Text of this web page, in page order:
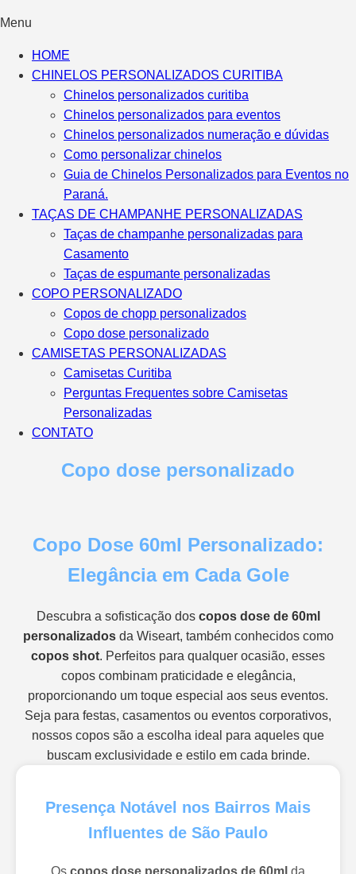
Menu
HOME
CHINELOS PERSONALIZADOS CURITIBA
Chinelos personalizados curitiba
Chinelos personalizados para eventos
Chinelos personalizados numeração e dúvidas
Como personalizar chinelos
Guia de Chinelos Personalizados para Eventos no
Paraná.
TAÇAS DE CHAMPANHE PERSONALIZADAS
Taças de champanhe personalizadas para
Casamento
Taças de espumante personalizadas
COPO PERSONALIZADO
Copos de chopp personalizados
Copo dose personalizado
CAMISETAS PERSONALIZADAS
Camisetas Curitiba
Perguntas Frequentes sobre Camisetas
Personalizadas
CONTATO
Copo dose personalizado
Copo Dose 60ml Personalizado:
Elegância em Cada Gole
Descubra a sofisticação dos copos dose de 60ml
personalizadosda Wiseart, também conhecidos como
copos shot. Perfeitos para qualquer ocasião, esses
copos combinam praticidade e elegância,
proporcionando um toque especial aos seus eventos.
Seja para festas, casamentos ou eventos corporativos,
nossos copos são a escolha ideal para aqueles que
buscam exclusividade e estilo em cada brinde.
Presença Notável nos Bairros Mais
Influentes de São Paulo
Os copos dose personalizados de 60ml da